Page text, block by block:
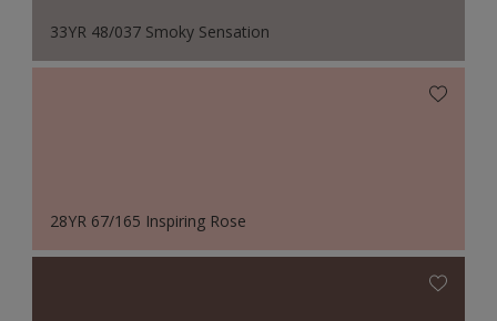
33YR 48/037 Smoky Sensation
28YR 67/165 Inspiring Rose